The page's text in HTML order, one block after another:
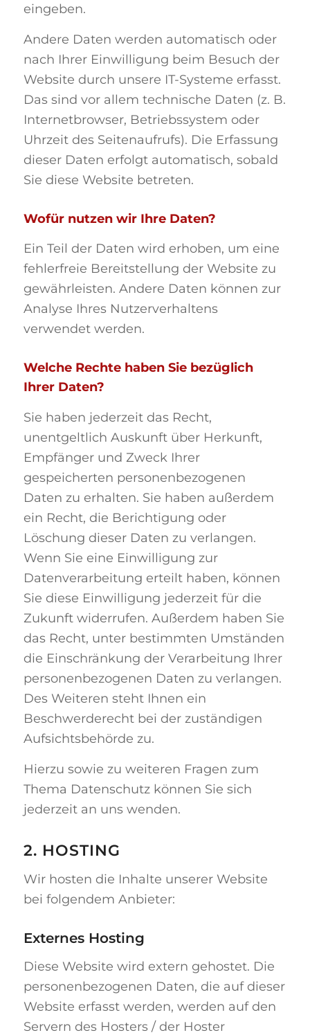
eingeben.
Andere Daten werden automatisch oder
nach Ihrer Einwilligung beim Besuch der
Website durch unsere IT-Systeme erfasst.
Das sind vor allem technische Daten (z. B.
Internetbrowser, Betriebssystem oder
Uhrzeit des Seitenaufrufs). Die Erfassung
dieser Daten erfolgt automatisch, sobald
Sie diese Website betreten.
Wofür nutzen wir Ihre Daten?
Ein Teil der Daten wird erhoben, um eine
fehlerfreie Bereitstellung der Website zu
gewährleisten. Andere Daten können zur
Analyse Ihres Nutzerverhaltens
verwendet werden.
Welche Rechte haben Sie bezüglich
Ihrer Daten?
Sie haben jederzeit das Recht,
unentgeltlich Auskunft über Herkunft,
Empfänger und Zweck Ihrer
gespeicherten personenbezogenen
Daten zu erhalten. Sie haben außerdem
ein Recht, die Berichtigung oder
Löschung dieser Daten zu verlangen.
Wenn Sie eine Einwilligung zur
Datenverarbeitung erteilt haben, können
Sie diese Einwilligung jederzeit für die
Zukunft widerrufen. Außerdem haben Sie
das Recht, unter bestimmten Umständen
die Einschränkung der Verarbeitung Ihrer
personenbezogenen Daten zu verlangen.
Des Weiteren steht Ihnen ein
Beschwerderecht bei der zuständigen
Aufsichtsbehörde zu.
Hierzu sowie zu weiteren Fragen zum
Thema Datenschutz können Sie sich
jederzeit an uns wenden.
2. HOSTING
Wir hosten die Inhalte unserer Website
bei folgendem Anbieter:
Externes Hosting
Diese Website wird extern gehostet. Die
personenbezogenen Daten, die auf dieser
Website erfasst werden, werden auf den
Servern des Hosters / der Hoster